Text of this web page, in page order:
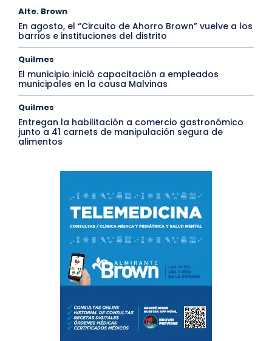
Alte. Brown
En agosto, el “Circuito de Ahorro Brown” vuelve a los
barrios e instituciones del distrito
Quilmes
El municipio inició capacitación a empleados
municipales en la causa Malvinas
Quilmes
Entregan la habilitación a comercio gastronómico
junto a 41 carnets de manipulación segura de
alimentos